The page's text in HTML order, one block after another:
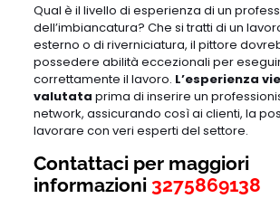
Qual è il livello di esperienza di un
dell’imbiancatura? Che si tratti di un
esterno o di riverniciatura, il pittore
possedere abilità eccezionali per
correttamente il lavoro. L’esperienza
valutata prima di inserire un
network, assicurando così ai clienti, la
lavorare con veri esperti del settore.
Contattaci per maggiori
informazioni 3275869138